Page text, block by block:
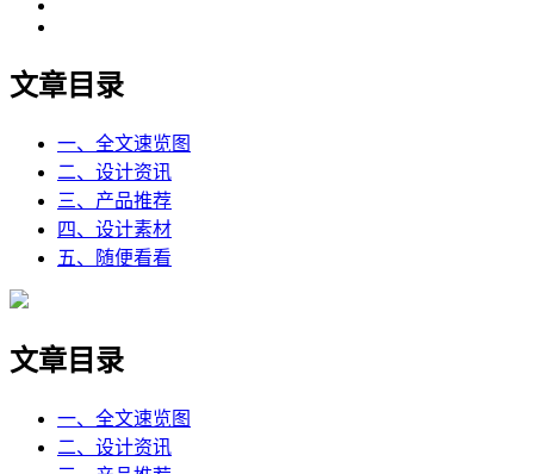
文章目录
一、全文速览图
二、设计资讯
三、产品推荐
四、设计素材
五、随便看看
文章目录
一、全文速览图
二、设计资讯